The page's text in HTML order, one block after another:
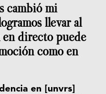
cambió mi
llevar al
directo puede
como en
en [unvrs]